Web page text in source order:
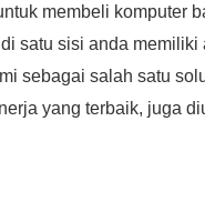
membeli komputer
satu sisi anda
sebagai salah satu
yang terbaik, juga